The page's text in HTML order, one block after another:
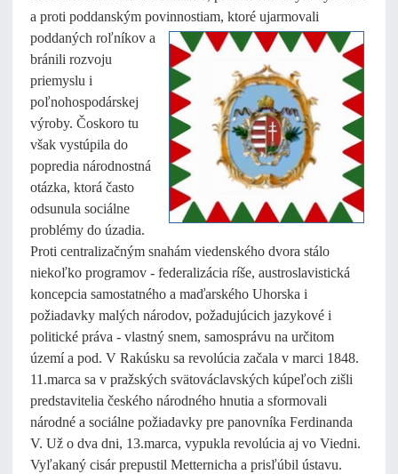
a proti poddanským povinnostiam, ktoré ujarmovali
poddaných roľníkov a
bránili rozvoju
priemyslu i
poľnohospodárskej
výroby. Čoskoro tu
však vystúpila do
popredia národnostná
otázka, ktorá často
odsunula sociálne
problémy do úzadia.
Proti centralizačným snahám viedenského dvora stálo
niekoľko programov - federalizácia ríše, austroslavistická
koncepcia samostatného a maďarského Uhorska i
požiadavky malých národov, požadujúcich jazykové i
politické práva - vlastný snem, samosprávu na určitom
území a pod. V Rakúsku sa revolúcia začala v marci 1848.
11.marca sa v pražských svätováclavských kúpeľoch zišli
predstavitelia českého národného hnutia a sformovali
národné a sociálne požiadavky pre panovníka Ferdinanda
V. Už o dva dni, 13.marca, vypukla revolúcia aj vo Viedni.
Vyľakaný cisár prepustil Metternicha a prisľúbil ústavu.